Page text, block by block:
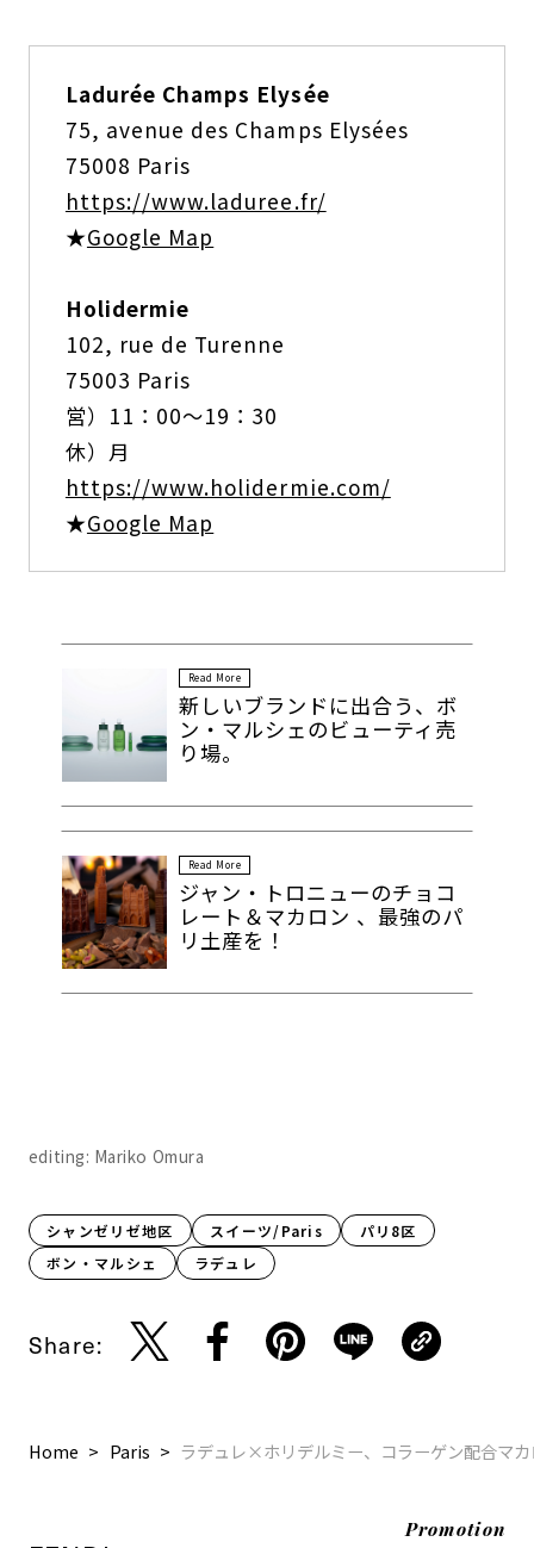
Ladurée Champs Elysée
75, avenue des Champs Elysées
75008 Paris
https://www.laduree.fr/
★Google Map
Holidermie
102, rue de Turenne
75003 Paris
営）11：00～19：30
休）月
https://www.holidermie.com/
★Google Map
Read More
新しいブランドに出合う、ボ
ン・マルシェのビューティ売
り場。
Read More
ジャン・トロニューのチョコ
レート＆マカロン 、最強のパ
リ土産を！
editing: Mariko Omura
シャンゼリゼ地区 スイーツ/Paris
パリ8区
ボン・マルシェ
ラデュレ
Share:
Home Paris ラデュレ×ホリデルミー、コラーゲン配合マ
Promotion